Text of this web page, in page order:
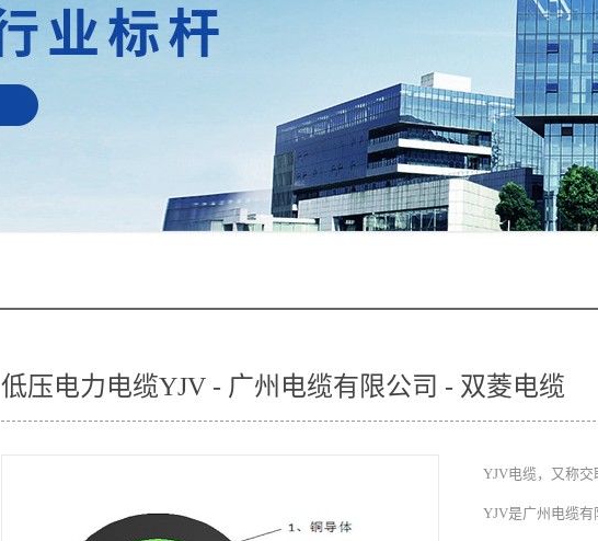
低压电力电缆YJV - 广州电缆有限公司 - 双菱电缆
YJV电缆，又称
YJV是广州电缆